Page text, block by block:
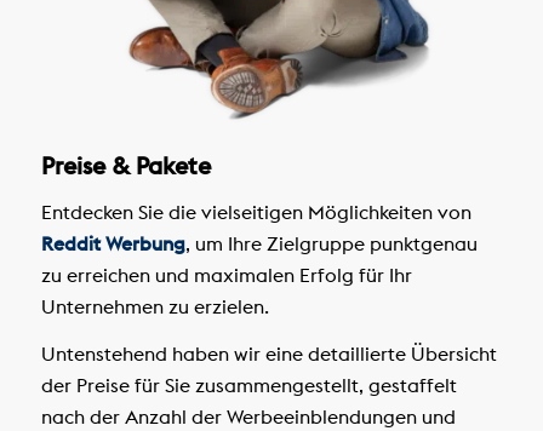
Preise & Pakete
Entdecken Sie die vielseitigen Möglichkeiten von
Reddit Werbung, um Ihre Zielgruppe punktgenau
zu erreichen und maximalen Erfolg für Ihr
Unternehmen zu erzielen.
Untenstehend haben wir eine detaillierte Übersicht
der Preise für Sie zusammengestellt, gestaffelt
nach der Anzahl der Werbeeinblendungen und